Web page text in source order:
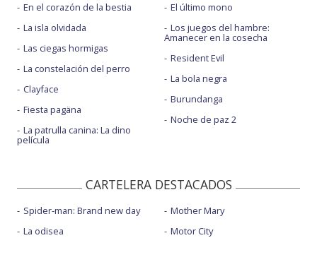
En el corazón de la bestia
La isla olvidada
Las ciegas hormigas
La constelación del perro
Clayface
Fiesta pagäna
La patrulla canina: La dino
película
El último mono
Los juegos del hambre:
Amanecer en la cosecha
Resident Evil
La bola negra
Burundanga
Noche de paz 2
CARTELERA DESTACADOS
Spider-man: Brand new day
La odisea
Mother Mary
Motor City